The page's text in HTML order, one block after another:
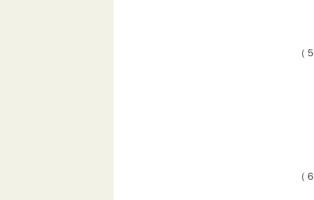
○
（
以
５
（